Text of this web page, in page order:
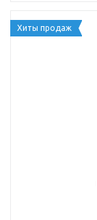
Хиты продаж